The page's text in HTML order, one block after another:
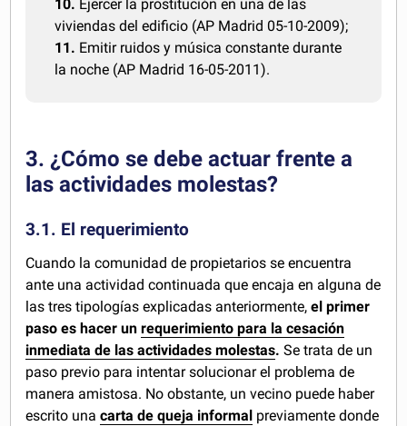
10. Ejercer la prostitución en una de las
viviendas del edificio (AP Madrid 05-10-2009);
11. Emitir ruidos y música constante durante
la noche (AP Madrid 16-05-2011).
3. ¿Cómo se debe actuar frente a
las actividades molestas?
3.1. El requerimiento
Cuando la comunidad de propietarios se encuentra
ante una actividad continuada que encaja en alguna de
las tres tipologías explicadas anteriormente,el primer
paso es hacer unrequerimiento para la cesación
inmediata de las actividades molestas. Se trata de un
paso previo para intentar solucionar el problema de
manera amistosa. No obstante, un vecino puede haber
escrito unacarta de queja informal previamente donde